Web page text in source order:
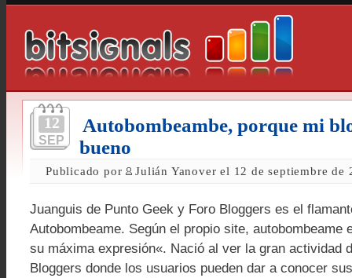
12
SEP
Autobombeambe, porque mi
bueno
Publicado por Julián Yanover el 12 de septiembre de
Juanguis de Punto Geek y Foro Bloggers es el
Autobombeame. Según el propio site, autobombeame
su máxima expresión«. Nació al ver la gran actividad
Bloggers donde los usuarios pueden dar a conocer